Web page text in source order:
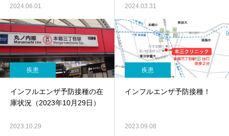
2024.06.01 2024.03.31
疾患
インフルエンザ予防接種の在
庫状況（2023年10月29日）
2023.10.29
疾患
インフルエンザ予防接種！
2023.09.08